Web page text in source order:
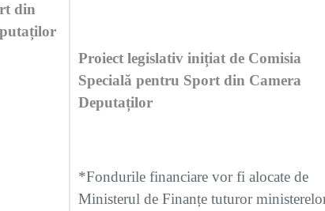
din
Proiect legislativ inițiat de Comisia
Specială pentru Sport din Camera
Deputaților
*Fondurile financiare vor fi alocate de
Ministerul de Finanțe tuturor